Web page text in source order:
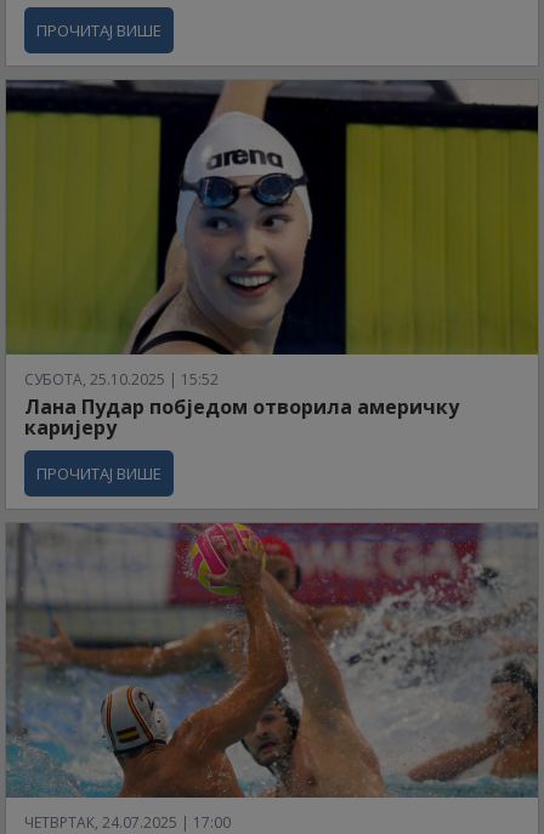
ПРОЧИТАЈ ВИШЕ
СУБОТА, 25.10.2025 | 15:52
Лана Пудар побједом отворила америчку
каријеру
ПРОЧИТАЈ ВИШЕ
ЧЕТВРТАК, 24.07.2025 | 17:00